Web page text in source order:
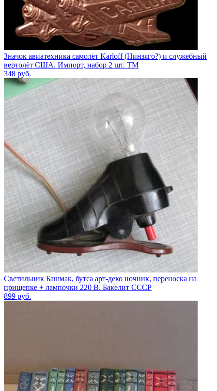
Значок авиатехника самолёт Karloff (Нинзяго?) и служебный
вертолёт США. Импорт, набор 2 шт. ТМ
348 руб.
Светильник Башмак, бутса арт-деко ночник, переноска на
прищепке + лампочки 220 В. Бакелит СССР
899 руб.